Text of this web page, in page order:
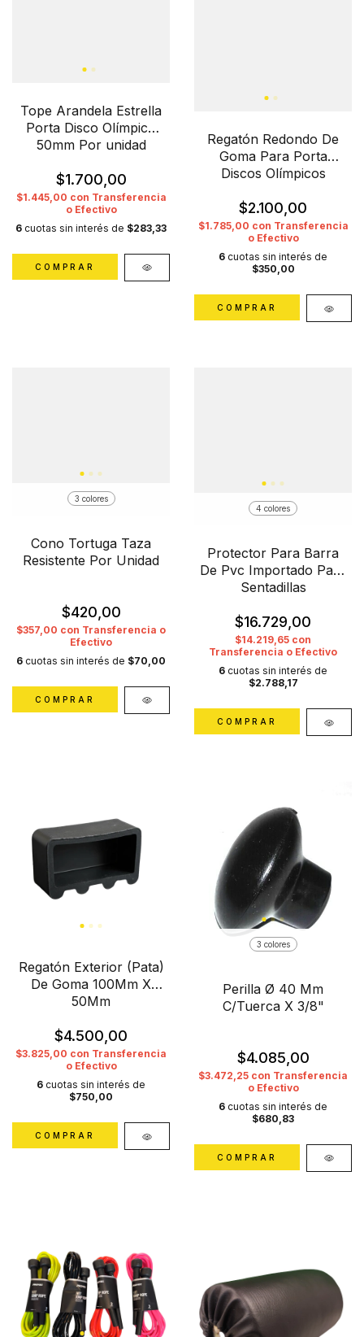
Tope Arandela Estrella
Porta Disco Olímpico
50mm Por unidad
$1.700,00
$1.445,00 con Transferencia
o Efectivo
6 cuotas sin interés de $283,33
Regatón Redondo De
Goma Para Porta
Discos Olímpicos
$2.100,00
$1.785,00 con Transferencia
o Efectivo
6 cuotas sin interés de
$350,00
3 colores
Cono Tortuga Taza
Resistente Por Unidad
$420,00
$357,00 con Transferencia o
Efectivo
6 cuotas sin interés de $70,00
COMPRAR
4 colores
Protector Para Barra
De Pvc Importado Para
Sentadillas
$16.729,00
$14.219,65 con
Transferencia o Efectivo
6 cuotas sin interés de
$2.788,17
COMPRAR
Regatón Exterior (Pata)
De Goma 100Mm X
50Mm
$4.500,00
$3.825,00 con Transferencia
o Efectivo
6 cuotas sin interés de
$750,00
3 colores
Perilla Ø 40 Mm
C/Tuerca X 3/8"
$4.085,00
$3.472,25 con Transferencia
o Efectivo
6 cuotas sin interés de
$680,83
COMPRAR